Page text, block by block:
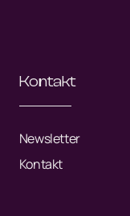
Kontakt
Newsletter
Kontakt